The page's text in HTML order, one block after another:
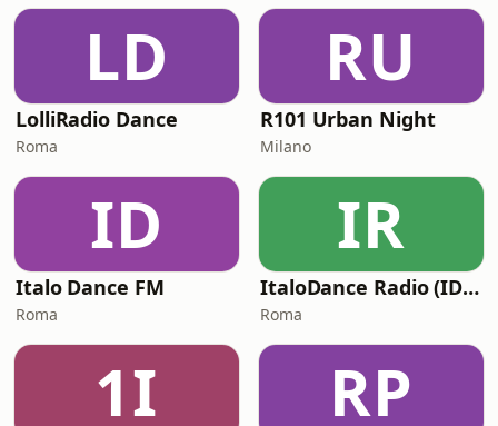
LD
LolliRadio Dance
Roma
RU
R101 Urban Night
Milano
ID
Italo Dance FM
Roma
IR
ItaloDance Radio (IDN – Italian Dance Network)
Roma
1I RP